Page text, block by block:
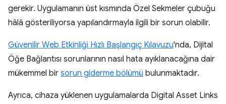
gerekir. Uygulamanın üst kısmında Özel Sekmeler çubuğu
hâlâ gösteriliyorsa yapılandırmayla ilgili bir sorun olabilir.
Güvenilir Web Etkinliği Hızlı Başlangıç Kılavuzu'nda, Dijital
Öğe Bağlantısı sorunlarının nasıl hata ayıklanacağına dair
mükemmel bir sorun giderme bölümü bulunmaktadır.
Ayrıca, cihaza yüklenen uygulamalarda Digital Asset Links